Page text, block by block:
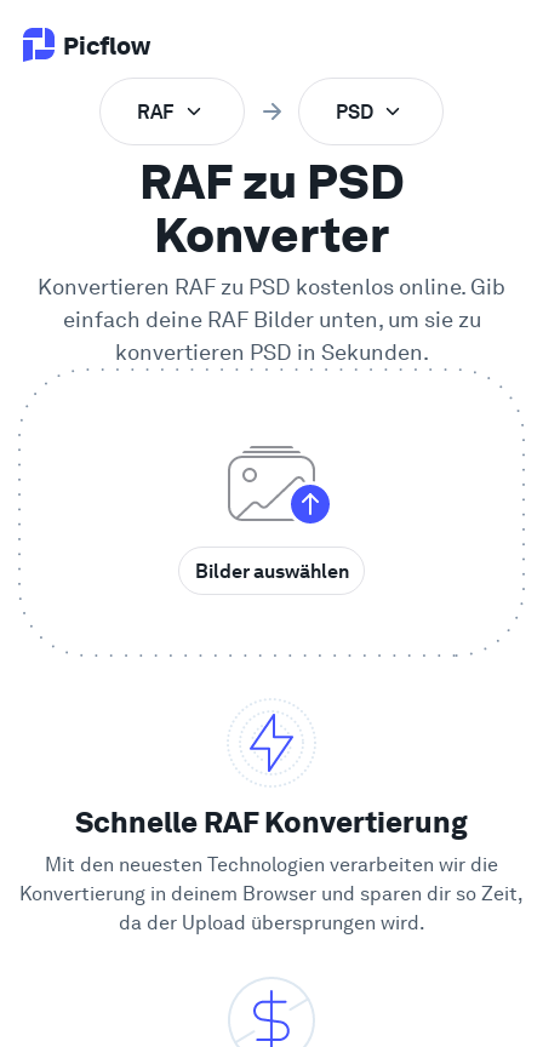
Picflow
Online Proofing
Kundengalerie
DAM Software
Enterprise
Vergleichen
Kundenstimmen
RAF PSD
RAF zu PSD
Konverter
Konvertieren RAF zu PSD kostenlos online. Gib
einfach deine RAFBilder unten, um sie zu
konvertieren PSD in Sekunden.
Bilder auswählen
Schnelle RAF Konvertierung
Mit den neuesten Technologien verarbeiten wir die
Konvertierung in deinem Browser und sparen dir so Zeit,
da der Upload übersprungen wird.